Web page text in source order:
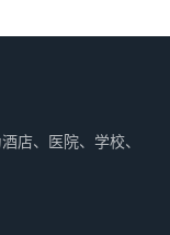
店、医院、学校、